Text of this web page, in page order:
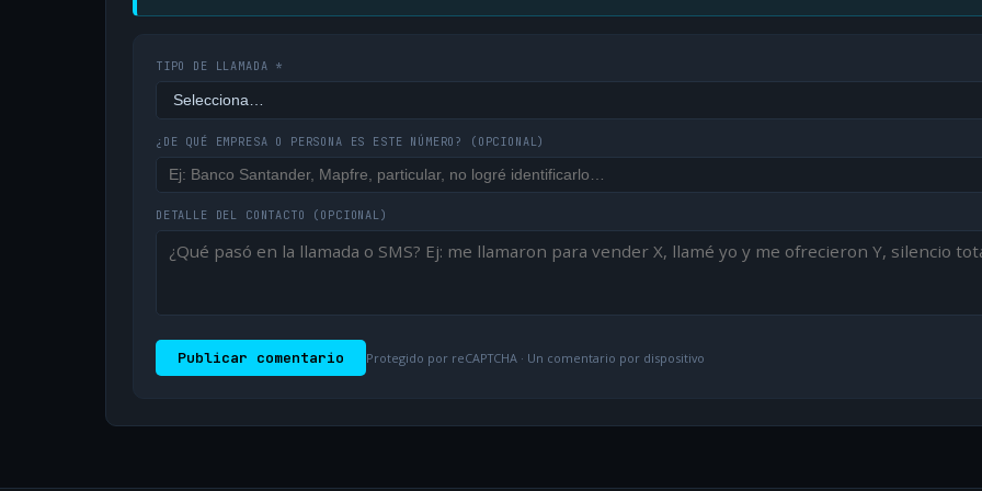
TIPO DE LLAMADA *
¿DE QUÉ EMPRESA O PERSONA ES ESTE NÚMERO? (OPCIONAL)
DETALLE DEL CONTACTO (OPCIONAL)
Publicar comentario Protegido por reCAPTCHA · Un comentario por dispositivo